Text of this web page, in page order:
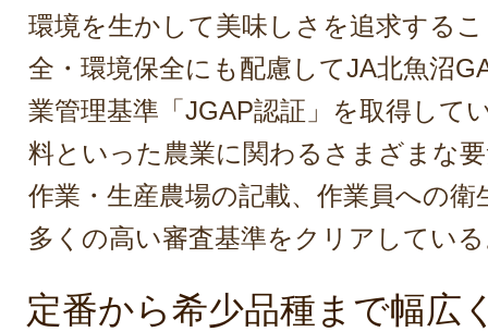
環境を生かして美味しさを追求する
全・環境保全にも配慮してJA北魚沼
業管理基準「JGAP認証」を取得して
料といった農業に関わるさまざまな
作業・生産農場の記載、作業員への衛
多くの高い審査基準をクリアしてい
定番から希少品種まで幅広